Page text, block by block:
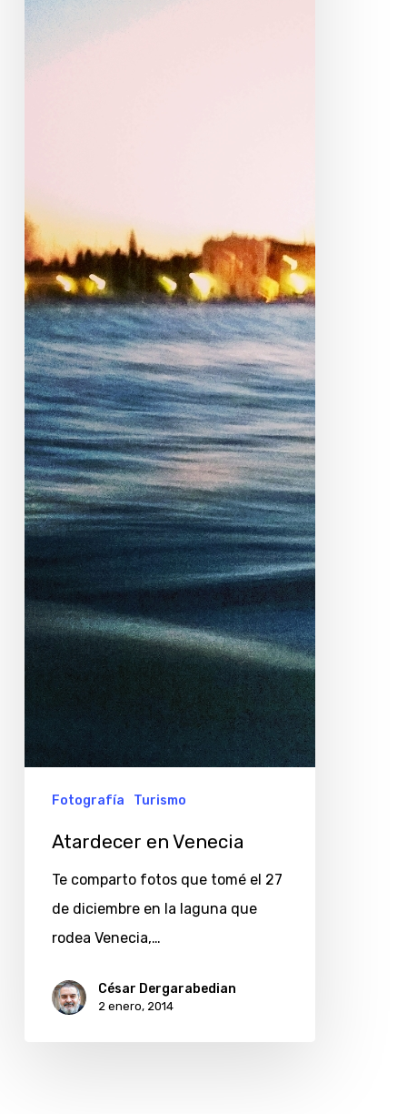
Fotografía Turismo
Atardecer en Venecia
Te comparto fotos que tomé el 27
de diciembre en la laguna que
rodea Venecia,…
César Dergarabedian
2 enero, 2014